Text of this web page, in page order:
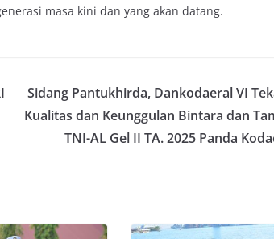
masa kini dan yang akan datang.
Sidang Pantukhirda, Dankodaeral VI
Kualitas dan Keunggulan Bintara dan
TNI-AL Gel II TA. 2025 Panda